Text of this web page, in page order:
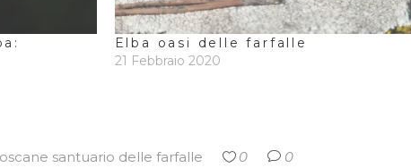
Elba oasi delle farfalle
21 Febbraio 2020
santuario delle farfalle 0 0